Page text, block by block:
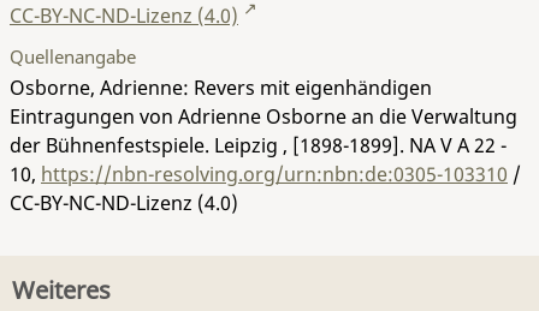
CC-BY-NC-ND-Lizenz (4.0)
Quellenangabe
Osborne, Adrienne: Revers mit eigenhändigen
Eintragungen von Adrienne Osborne an die Verwaltung
der Bühnenfestspiele. Leipzig , [1898-1899]. NA V A 22 -
10, https://nbn-resolving.org/urn:nbn:de:0305-103310 /
CC-BY-NC-ND-Lizenz (4.0)
Weiteres